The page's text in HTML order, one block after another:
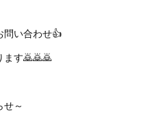
い合わせ👍
ます🙇🙇🙇
せ～